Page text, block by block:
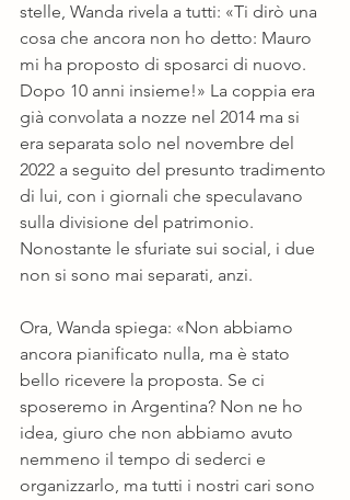
stelle, Wanda rivela a tutti: «Ti dirò una
cosa che ancora non ho detto: Mauro
mi ha proposto di sposarci di nuovo.
Dopo 10 anni insieme!» La coppia era
già convolata a nozze nel 2014 ma si
era separata solo nel novembre del
2022 a seguito del presunto tradimento
di lui, con i giornali che speculavano
sulla divisione del patrimonio.
Nonostante le sfuriate sui social, i due
non si sono mai separati, anzi.
Ora, Wanda spiega: «Non abbiamo
ancora pianificato nulla, ma è stato
bello ricevere la proposta. Se ci
sposeremo in Argentina? Non ne ho
idea, giuro che non abbiamo avuto
nemmeno il tempo di sederci e
organizzarlo, ma tutti i nostri cari sono